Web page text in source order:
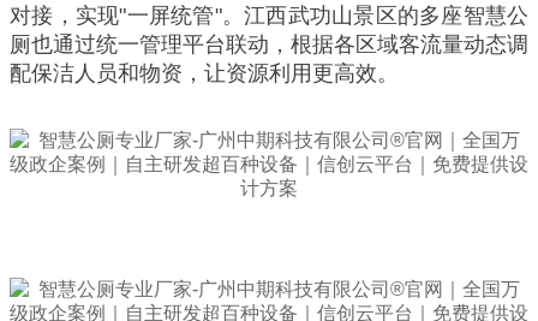
对接，实现"一屏统管"。江西武功山景区的多座智慧公
厕也通过统一管理平台联动，根据各区域客流量动态调
配保洁人员和物资，让资源利用更高效。